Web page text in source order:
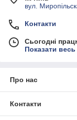
вул.
Контакти
Сьогодні
Показати
Про нас
Контакти